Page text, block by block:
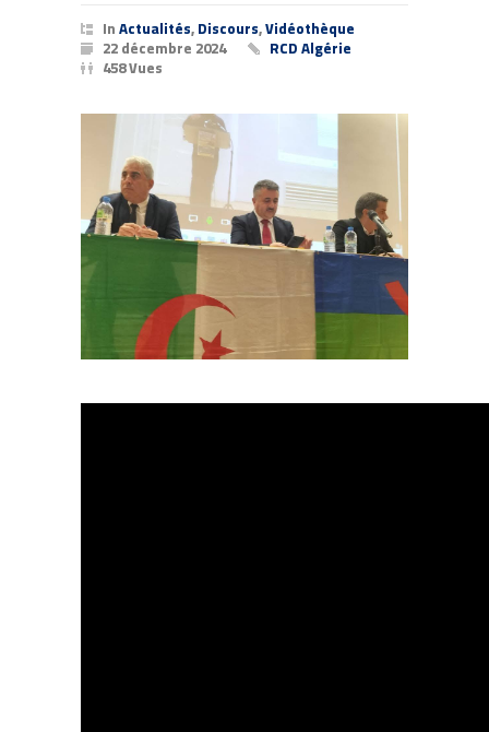
InActualités,Discours,Vidéothèque
22 décembre 2024 RCD Algérie
458 Vues